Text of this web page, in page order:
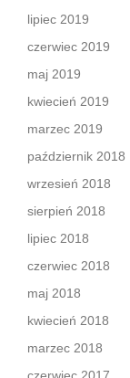
lipiec 2019
czerwiec 2019
maj 2019
kwiecień 2019
marzec 2019
październik 2018
wrzesień 2018
sierpień 2018
lipiec 2018
czerwiec 2018
maj 2018
kwiecień 2018
marzec 2018